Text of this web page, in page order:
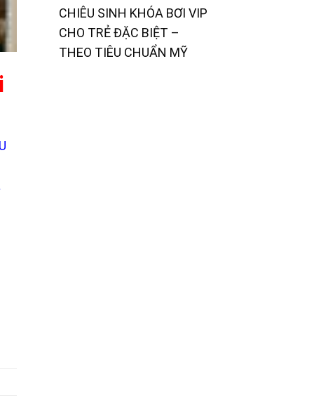
CHIÊU SINH KHÓA BƠI VIP
CHO TRẺ ĐẶC BIỆT –
THEO TIÊU CHUẨN MỸ